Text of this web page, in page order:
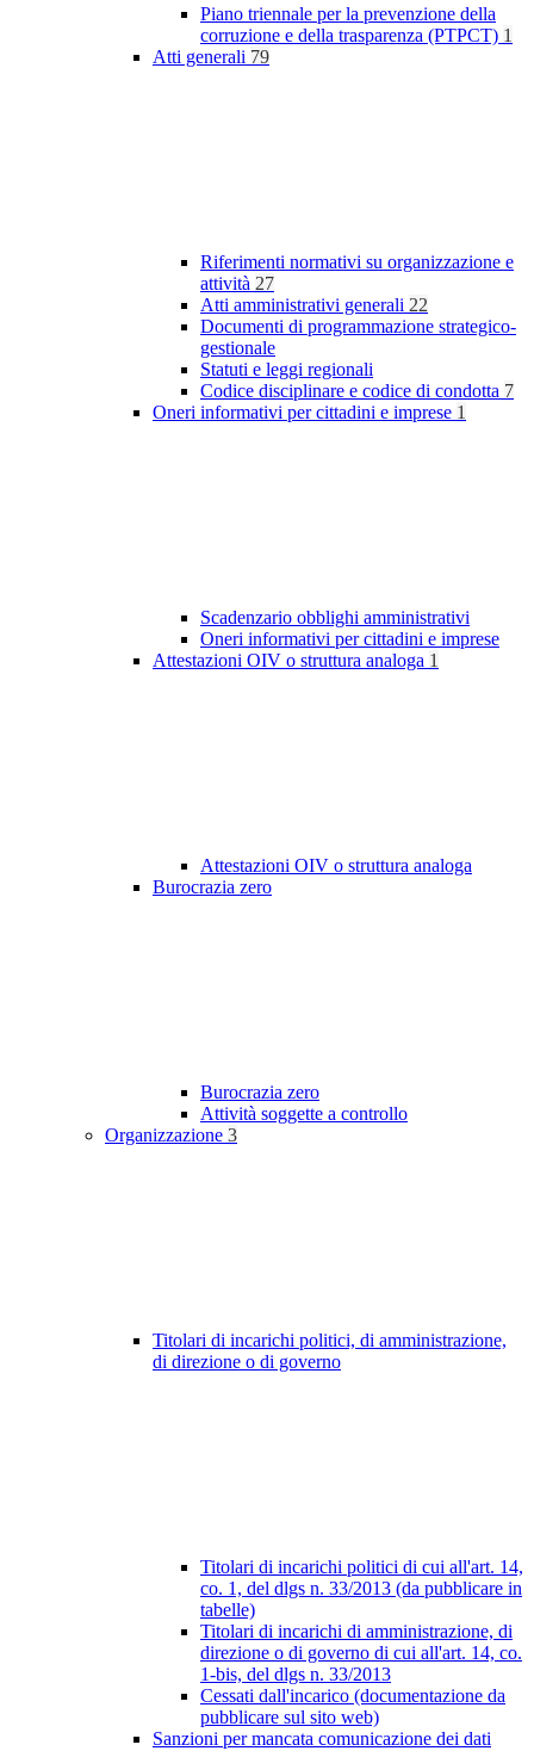
Piano triennale per la prevenzione della
corruzione e della trasparenza (PTPCT) 1
Atti generali 79
Riferimenti normativi su organizzazione e
attività 27
Atti amministrativi generali 22
Documenti di programmazione strategico-
gestionale
Statuti e leggi regionali
Codice disciplinare e codice di condotta 7
Oneri informativi per cittadini e imprese 1
Scadenzario obblighi amministrativi
Oneri informativi per cittadini e imprese
Attestazioni OIV o struttura analoga 1
Attestazioni OIV o struttura analoga
Burocrazia zero
Burocrazia zero
Attività soggette a controllo
Organizzazione 3
Titolari di incarichi politici, di amministrazione,
di direzione o di governo
Titolari di incarichi politici di cui all'art. 14,
co. 1, del dlgs n. 33/2013 (da pubblicare in
tabelle)
Titolari di incarichi di amministrazione, di
direzione o di governo di cui all'art. 14, co.
1-bis, del dlgs n. 33/2013
Cessati dall'incarico (documentazione da
pubblicare sul sito web)
Sanzioni per mancata comunicazione dei dati